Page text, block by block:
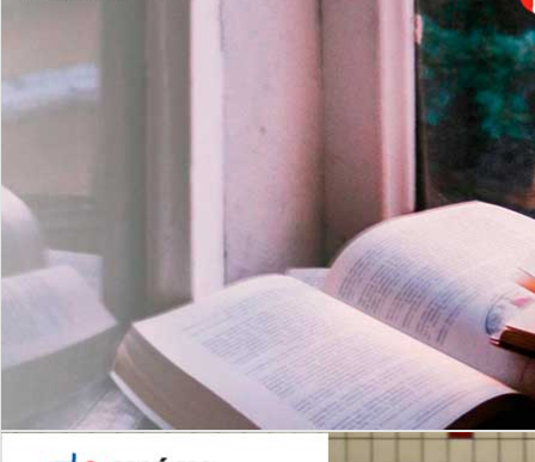
Leituras Literárias
es
Com imersão Bilingue - Anos
Finais
6º AO 9º ANO FUNDAMENTAL
Inglês: Turmas Reduzidas
(Proficiência)